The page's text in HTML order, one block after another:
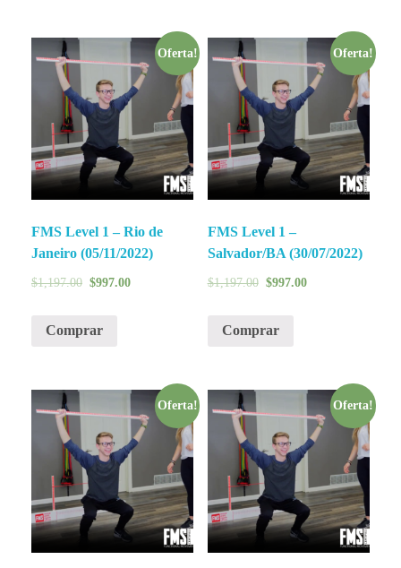
Oferta!
FMS Level 1 – Rio de
Janeiro (05/11/2022)
$1,197.00 $997.00
Comprar
Oferta!
FMS Level 1 –
Salvador/BA (30/07/2022)
$1,197.00 $997.00
Comprar
Oferta! Oferta!